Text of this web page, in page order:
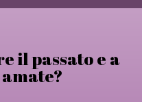
il passato e a